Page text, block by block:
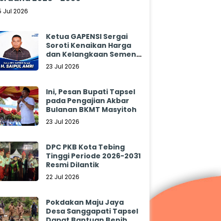
Jul 2026
Ketua GAPENSI Sergai
Soroti Kenaikan Harga
dan Kelangkaan Semen,
Minta Pemerintah
23 Jul 2026
Ini, Pesan Bupati Tapsel
pada Pengajian Akbar
Bulanan BKMT Masyitoh
23 Jul 2026
DPC PKB Kota Tebing
Tinggi Periode 2026-2031
Resmi Dilantik
22 Jul 2026
Pokdakan Maju Jaya
Desa Sanggapati Tapsel